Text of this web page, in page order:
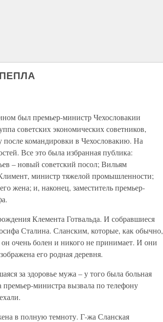
был премьер-министр Чехословакии
советских экономических советников,
командировки в Чехословакию. На
Все это была избранная публика:
– новый советский посол; Вильям
министр тяжелой промышленности;
жена; и, наконец, заместитель премьер-
Клемента Готвальда. И собравшиеся
Сталина. Сланским, которые, как обычно,
он очень болен и никого не принимает. И они
его родная деревня.
за здоровье мужа – у того была больная
министра вызвала по телефону
в полную темноту. Г-жа Сланская